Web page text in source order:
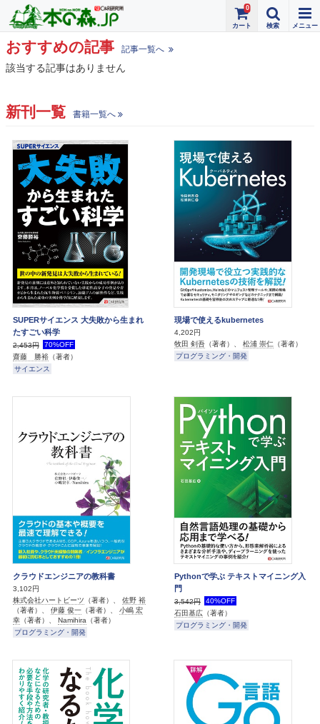
0
おすすめの記事 記事一覧へ
該当する記事はありません
新刊一覧 書籍一覧へ
SUPERサイエンス 大失敗から生まれ
たすごい科学
2,453円
70%OFF
齋藤 勝裕 （著者）
サイエンス
現場で使えるkubernetes
4,202円
牧田 剣吾 （著者）、 松浦 崇仁 （著者）
プログラミング・開発
クラウドエンジニアの教科書
3,102円
株式会社ハートビーツ （著者）、 佐野 裕
（著者）、 伊藤 俊一 （著者）、 小嶋 宏
幸 （著者）、 Namihira （著者）
プログラミング・開発
Pythonで学ぶ テキストマイニング入
門
3,542円
40%OFF
石田基広 （著者）
プログラミング・開発